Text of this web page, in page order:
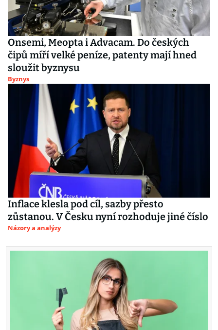
Onsemi, Meopta i Advacam. Do českých
čipů míří velké peníze, patenty mají hned
sloužit byznysu
Byznys
Inflace klesla pod cíl, sazby přesto
zůstanou. V Česku nyní rozhoduje jiné číslo
Názory a analýzy